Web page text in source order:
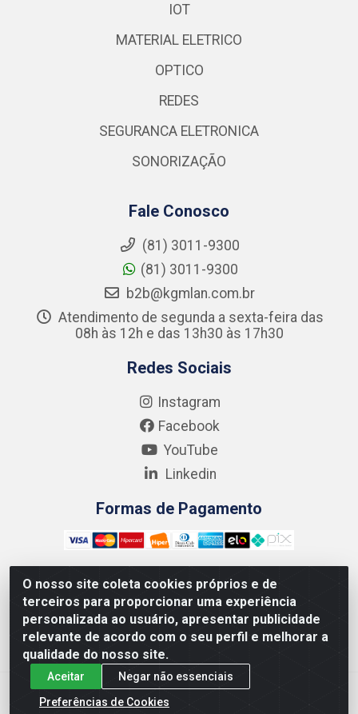
O nosso site coleta cookies próprios e de
terceiros para proporcionar uma experiência
personalizada ao usuário, apresentar publicidade
relevante de acordo com o seu perfil e melhorar a
qualidade do nosso site.
Aceitar
Negar não essenciais
Preferências de Cookies
IOT
MATERIAL ELETRICO
OPTICO
REDES
SEGURANCA ELETRONICA
SONORIZAÇÃO
Fale Conosco
(81) 3011-9300
(81) 3011-9300
b2b@kgmlan.com.br
Atendimento de segunda a sexta-feira das
08h às 12h e das 13h30 às 17h30
Redes Sociais
Instagram
Facebook
YouTube
Linkedin
Formas de Pagamento
Kgmlan Distribuidora LTDA - CNPJ 18.217.682/0001-54 -
Rua Pedro de Barros Cavalcante, 58 - Bultrins, Olinda/PE
- CEP 53320-110